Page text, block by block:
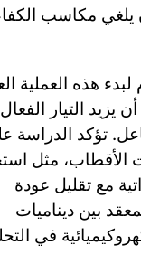
يلغي مكاسب
هذه العملية
يزيد التيار
تؤكد الدراسة
الأقطاب، مثل
مع تقليل عودة
بين ديناميات
في